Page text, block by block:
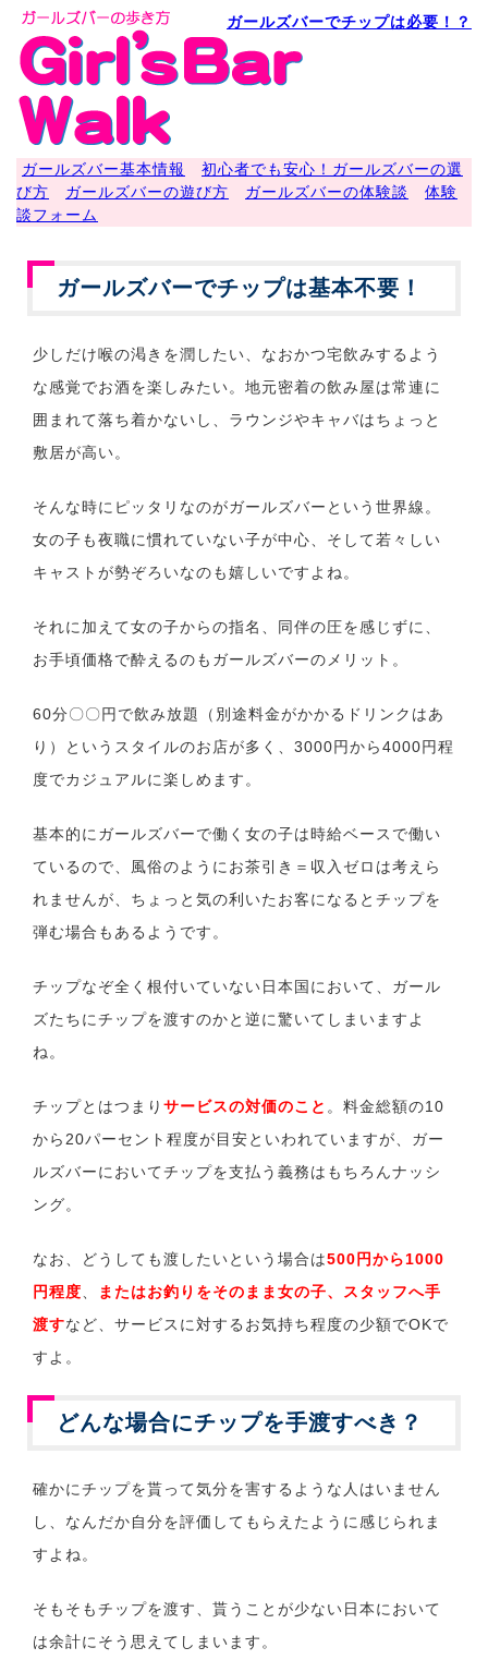
ガールズバーでチップは必要！？
ガールズバー基本情報
初心者でも安心！ガールズバーの選
び方
ガールズバーの遊び方 ガールズバーの体験談
体験
談フォーム
ガールズバーでチップは基本不要！
少しだけ喉の渇きを潤したい、なおかつ宅飲みするよう
な感覚でお酒を楽しみたい。地元密着の飲み屋は常連に
囲まれて落ち着かないし、ラウンジやキャバはちょっと
敷居が高い。
そんな時にピッタリなのがガールズバーという世界線。
女の子も夜職に慣れていない子が中心、そして若々しい
キャストが勢ぞろいなのも嬉しいですよね。
それに加えて女の子からの指名、同伴の圧を感じずに、
お手頃価格で酔えるのもガールズバーのメリット。
60分〇〇円で飲み放題（別途料金がかかるドリンクはあ
り）というスタイルのお店が多く、3000円から4000円程
度でカジュアルに楽しめます。
基本的にガールズバーで働く女の子は時給ベースで働い
ているので、風俗のようにお茶引き＝収入ゼロは考えら
れませんが、ちょっと気の利いたお客になるとチップを
弾む場合もあるようです。
チップなぞ全く根付いていない日本国において、ガール
ズたちにチップを渡すのかと逆に驚いてしまいますよ
ね。
チップとはつまり サービスの対価のこと 。料金総額の10
から20パーセント程度が目安といわれていますが、ガー
ルズバーにおいてチップを支払う義務はもちろんナッシ
ング。
なお、どうしても渡したいという場合は500円から1000
円程度
またはお釣りをそのまま女の子、スタッフへ手
渡すなど、サービスに対するお気持ち程度の少額でOKで
すよ。
どんな場合にチップを手渡すべき？
確かにチップを貰って気分を害するような人はいません
し、なんだか自分を評価してもらえたように感じられま
すよね。
そもそもチップを渡す、貰うことが少ない日本において
は余計にそう思えてしまいます。